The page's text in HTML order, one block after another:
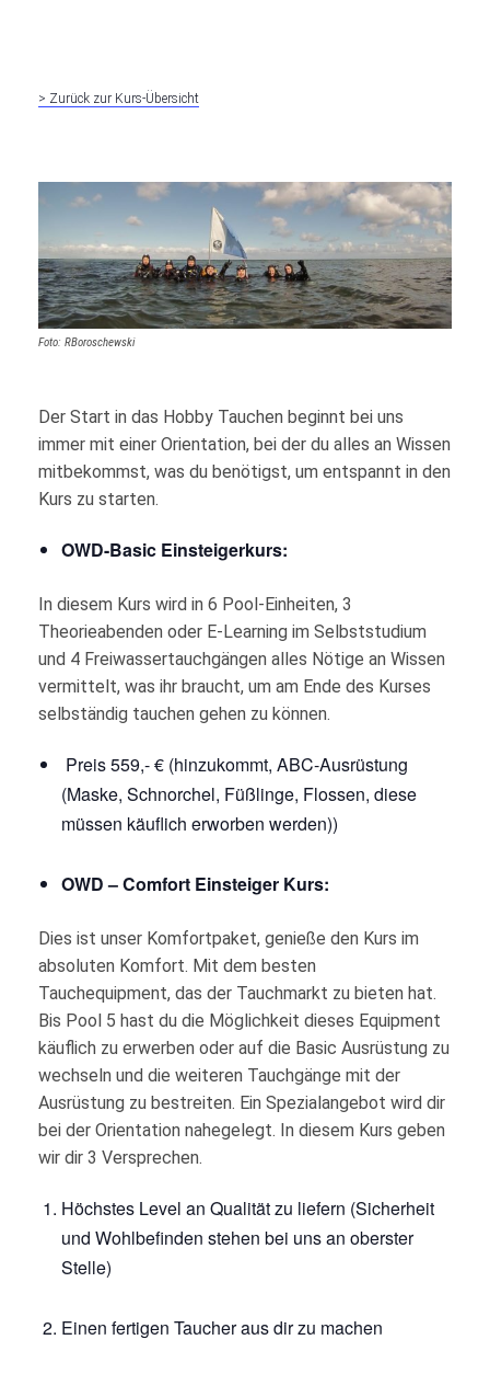
> Zurück zur Kurs-Übersicht
Foto: RBoroschewski
Der Start in das Hobby Tauchen beginnt bei uns
immer mit einer Orientation, bei der du alles an Wissen
mitbekommst, was du benötigst, um entspannt in den
Kurs zu starten.
OWD-Basic Einsteigerkurs:
In diesem Kurs wird in 6 Pool-Einheiten, 3
Theorieabenden oder E-Learning im Selbststudium
und 4 Freiwassertauchgängen alles Nötige an Wissen
vermittelt, was ihr braucht, um am Ende des Kurses
selbständig tauchen gehen zu können.
Preis 559,- € (hinzukommt, ABC-Ausrüstung
(Maske, Schnorchel, Füßlinge, Flossen, diese
müssen käuflich erworben werden))
OWD – Comfort Einsteiger Kurs:
Dies ist unser Komfortpaket, genieße den Kurs im
absoluten Komfort. Mit dem besten
Tauchequipment, das der Tauchmarkt zu bieten hat.
Bis Pool 5 hast du die Möglichkeit dieses Equipment
käuflich zu erwerben oder auf die Basic Ausrüstung zu
wechseln und die weiteren Tauchgänge mit der
Ausrüstung zu bestreiten. Ein Spezialangebot wird dir
bei der Orientation nahegelegt. In diesem Kurs geben
wir dir 3 Versprechen.
Höchstes Level an Qualität zu liefern (Sicherheit
und Wohlbefinden stehen bei uns an oberster
Stelle)
Einen fertigen Taucher aus dir zu machen